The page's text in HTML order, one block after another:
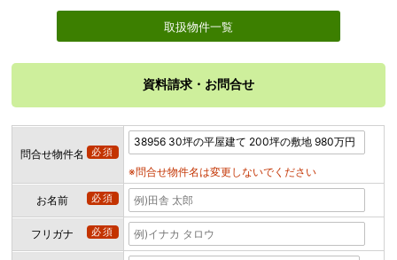
取扱物件一覧
資料請求・お問合せ
問合せ物件名 必須
※問合せ物件名は変更しないでください
お名前 必須
フリガナ 必須